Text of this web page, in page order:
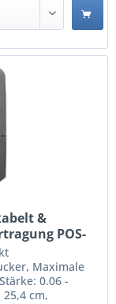
&
POS-
Maximale
0.06 -
cm,